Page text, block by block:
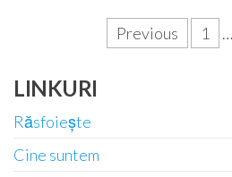
Previous 1 …
LINKURI
Răsfoiește
Cine suntem